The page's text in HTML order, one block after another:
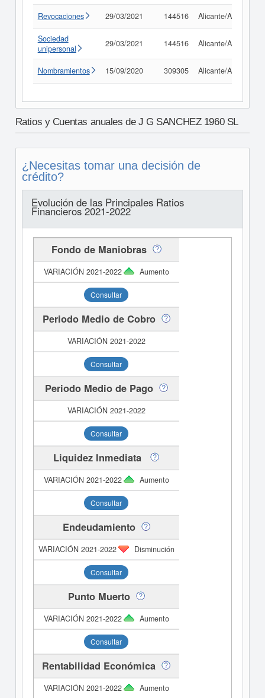
Revocaciones 29/03/2021 144516 Alicante/Alacant
Sociedad
unipersonal
29/03/2021 144516 Alicante/Alacant
Nombramientos 15/09/2020 309305 Alicante/Alacant
Ratios y Cuentas anuales de J G SANCHEZ 1960 SL
¿Necesitas tomar una decisión de
crédito?
Evolución de las Principales Ratios
Financieros 2021-2022
Fondo de Maniobras
Aumento
Consultar
Periodo Medio de Cobro
Consultar
Periodo Medio de Pago
Consultar
Liquidez Inmediata
Aumento
Consultar
Endeudamiento
Disminución
Consultar
Punto Muerto
Aumento
Consultar
Rentabilidad Económica
Aumento